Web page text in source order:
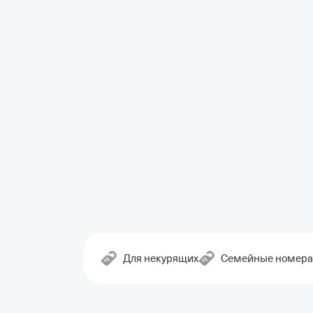
Для некурящих Семейные номера